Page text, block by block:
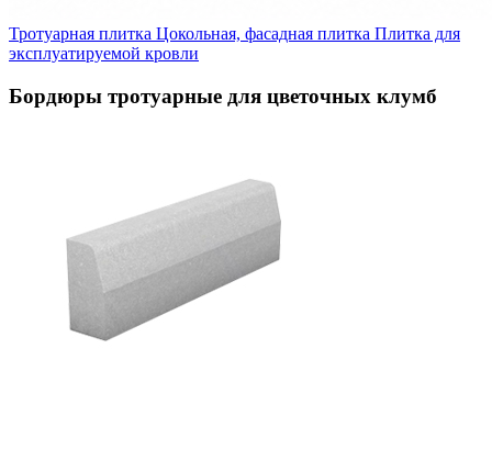
Тротуарная плитка Цокольная, фасадная плитка Плитка для
эксплуатируемой кровли
Бордюры тротуарные для цветочных клумб